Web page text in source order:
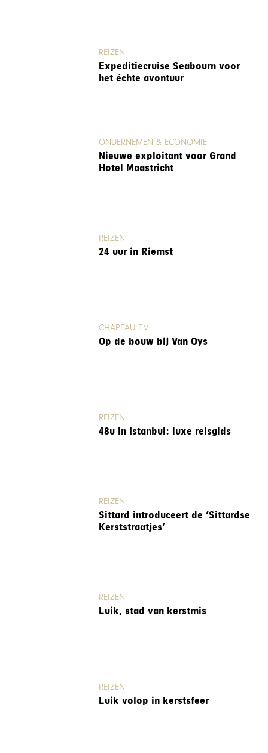
REIZEN
Expeditiecruise Seabourn voor
het échte avontuur
ONDERNEMEN & ECONOMIE
Nieuwe exploitant voor Grand
Hotel Maastricht
REIZEN
24 uur in Riemst
CHAPEAU TV
Op de bouw bij Van Oys
REIZEN
48u in Istanbul: luxe reisgids
REIZEN
Sittard introduceert de ‘Sittardse
Kerststraatjes’
REIZEN
Luik, stad van kerstmis
REIZEN
Luik volop in kerstsfeer